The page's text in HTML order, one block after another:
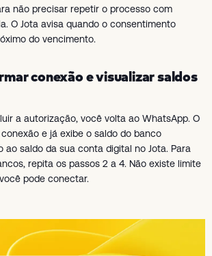
não precisar repetir o processo com
O Jota avisa quando o consentimento
do vencimento.
conexão e visualizar saldos
a autorização, você volta ao WhatsApp. O
e já exibe o saldo do banco
ao saldo da sua conta digital no Jota. Para
repita os passos 2 a 4. Não existe limite
pode conectar.